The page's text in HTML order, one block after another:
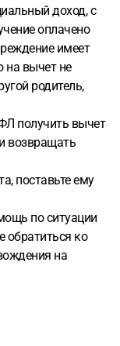
доход, с
оплачено
имеет
на вычет не
родитель,
получить вычет
возвращать
поставьте ему
по ситуации
обратиться ко
на